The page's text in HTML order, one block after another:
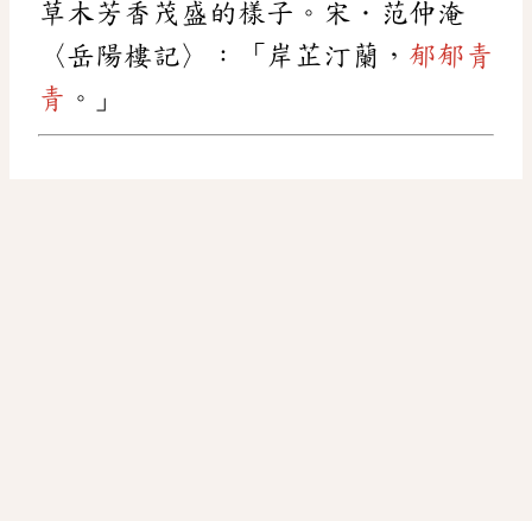
草木芳香茂盛的樣子。宋．范仲淹
〈岳陽樓記〉：「岸芷汀蘭， 郁郁青
青 。」